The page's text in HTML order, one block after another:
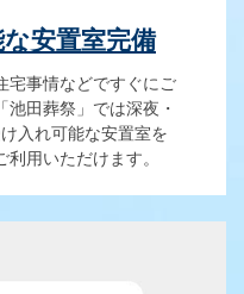
安置室完備
宅事情などですぐにご
池田葬祭」では深夜・
入れ可能な安置室を
用いただけます。